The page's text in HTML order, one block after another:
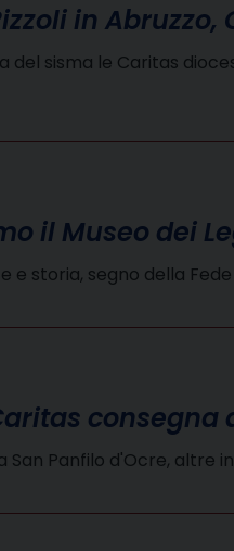
in
del sisma le Caritas
il Museo dei
e storia, segno della
San Panfilo d'Ocre, altre